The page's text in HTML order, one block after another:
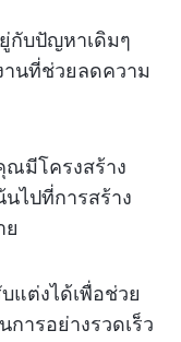
กับปัญหาเดิมๆ
านที่ช่วยลดความ
มีโครงสร้าง
ไปที่การสร้าง
ย
แต่งได้เพื่อช่วย
ารอย่างรวดเร็ว